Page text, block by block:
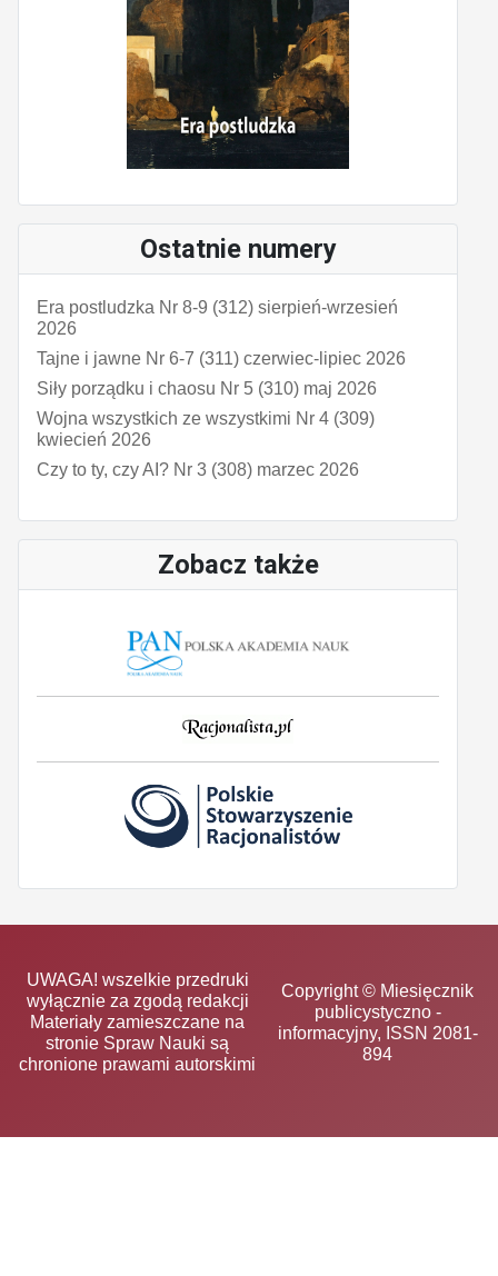
Ostatnie numery
Era postludzka Nr 8-9 (312) sierpień-wrzesień
2026
Tajne i jawne Nr 6-7 (311) czerwiec-lipiec 2026
Siły porządku i chaosu Nr 5 (310) maj 2026
Wojna wszystkich ze wszystkimi Nr 4 (309)
kwiecień 2026
Czy to ty, czy AI? Nr 3 (308) marzec 2026
Zobacz także
UWAGA! wszelkie przedruki
wyłącznie za zgodą redakcji
Materiały zamieszczane na
stronie Spraw Nauki są
chronione prawami autorskimi
Copyright © Miesięcznik
publicystyczno -
informacyjny, ISSN 2081-
894